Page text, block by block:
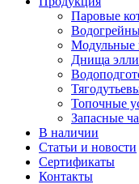
Паровые
Модульные
Днища
Топочные
Запасные
В наличии
Статьи и новости
Сертификаты
Контакты